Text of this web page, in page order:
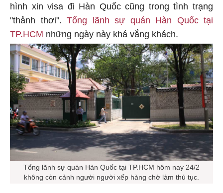
hình xin visa đi Hàn Quốc cũng trong tình trạng
"thảnh thơi".
Tổng lãnh sự quán Hàn Quốc tại
TP.HCM những ngày này khá vắng khách.
Tổng lãnh sự quán Hàn Quốc tại TP.HCM hôm nay 24/2
không còn cảnh người người xếp hàng chờ làm thủ tục.